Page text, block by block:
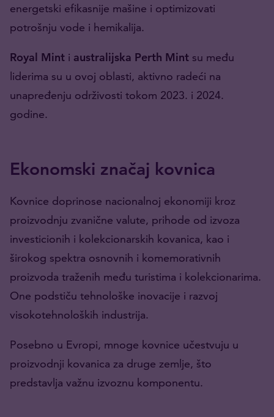
energetski efikasnije mašine i optimizovati
potrošnju vode i hemikalija.
Royal Mint i australijska Perth Mint su među
liderima su u ovoj oblasti, aktivno radeći na
unapređenju održivosti tokom 2023. i 2024.
godine.
Ekonomski značaj kovnica
Kovnice doprinose nacionalnoj ekonomiji kroz
proizvodnju zvanične valute, prihode od izvoza
investicionih i kolekcionarskih kovanica, kao i
širokog spektra osnovnih i komemorativnih
proizvoda traženih među turistima i kolekcionarima.
One podstiču tehnološke inovacije i razvoj
visokotehnoloških industrija.
Posebno u Evropi, mnoge kovnice učestvuju u
proizvodnji kovanica za druge zemlje, što
predstavlja važnu izvoznu komponentu.